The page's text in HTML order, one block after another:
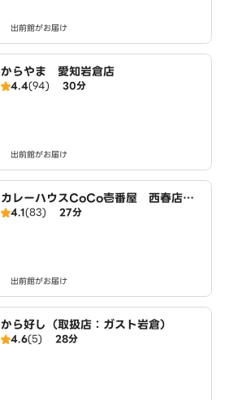
出前館がお届け
からやま 愛知岩倉店
4.4(94) 30分
出前館がお届け
カレーハウスCoCo壱番屋 西春店（S
D）
4.1(83) 27分
出前館がお届け
から好し（取扱店：ガスト岩倉）
4.6(5) 28分